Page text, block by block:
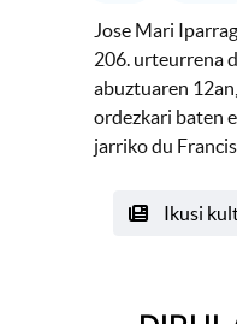
Jose Mari
206. urteurrena
abuztuaren
ordezkari baten
jarriko du
Ikusi